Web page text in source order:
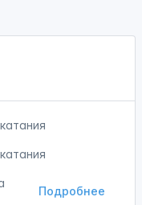
Подробнее